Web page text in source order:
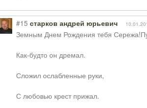
#15 старков андрей юрьевич
Земным Днем Рождения тебя
Как-будто он дремал.
Сложил ослабленные руки,
С любовью крест прижал.